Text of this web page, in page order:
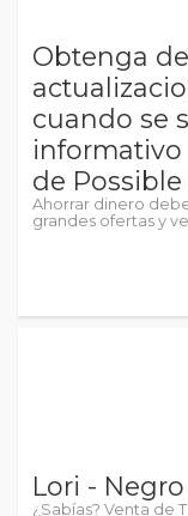
Obtenga
cuando se
de Possible
Ahorrar dinero
grandes ofertas y
Lori -
¿Sabías? Venta de